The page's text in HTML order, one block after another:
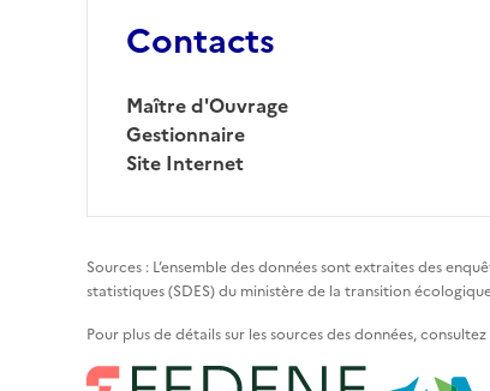
Contacts
Maître d'Ouvrage
Gestionnaire
Site Internet
Sources : L’ensemble des données sont extraites des
statistiques (SDES) du ministère de la transition
Pour plus de détails sur les sources des données,